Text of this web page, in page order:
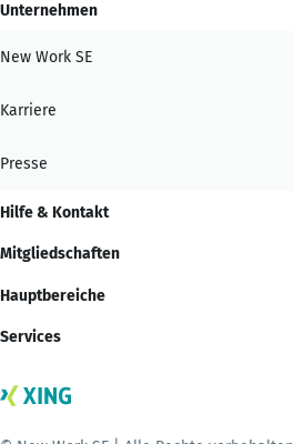
Unternehmen
New Work SE
Karriere
Presse
Hilfe & Kontakt
Mitgliedschaften
Hauptbereiche
Services